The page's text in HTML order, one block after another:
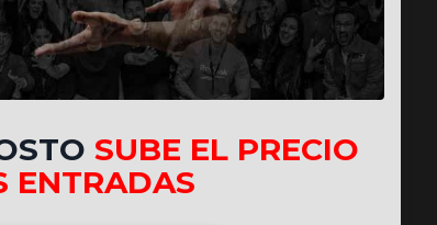
en dos vías:
SUBE EL PRECIO
ENTRADAS